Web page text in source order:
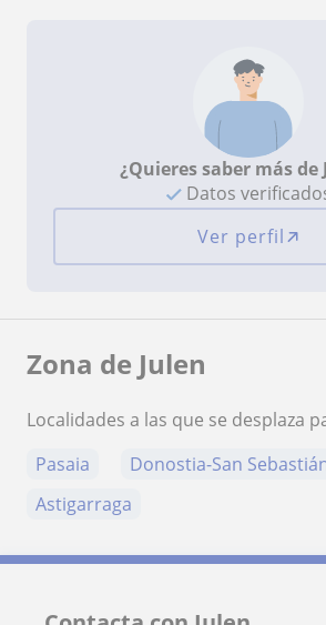
¿Quieres saber más de
Datos
Ver perfil
Zona de Julen
Localidades a las que se desplaza
Pasaia
Donostia-San
Astigarraga